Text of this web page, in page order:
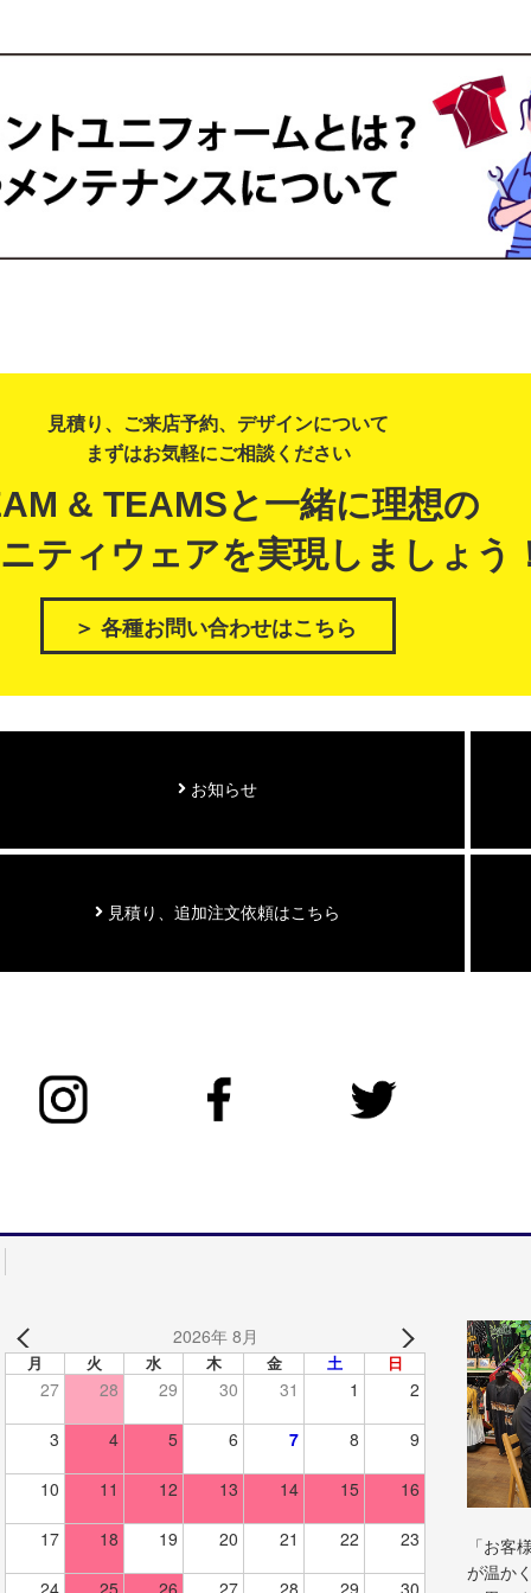
見積り、ご来店予約、デザインについて
まずはお気軽にご相談ください
& TEAMSと一緒に理想の
ティウェアを実現しましょう
＞ 各種お問い合わせはこちら
お知らせ
見積り、追加注文依頼はこちら
2026年 8月
月 火 水 木 金 土 日
27 28 29 30 31 1 2
3 4 5 6 7 8 9
10 11 12 13 14 15 16
17 18 19 20 21 22 23
24 25 26 27 28 29 30
「お客
が温か